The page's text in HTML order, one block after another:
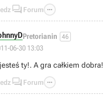
 Forum 
Pretorianin 46
06-30 13:03
ty!. A gra całkiem dobra!
 Forum 